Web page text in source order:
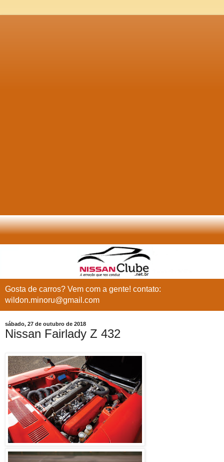
Gosta de carros? Vem com a gente! contato:
wildon.minoru@gmail.com
sábado, 27 de outubro de 2018
Nissan Fairlady Z 432